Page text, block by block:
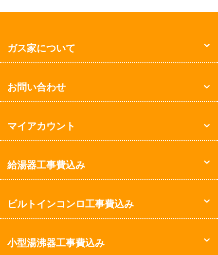
ガス家について
お問い合わせ
マイアカウント
給湯器工事費込み
ビルトインコンロ工事費込み
小型湯沸器工事費込み